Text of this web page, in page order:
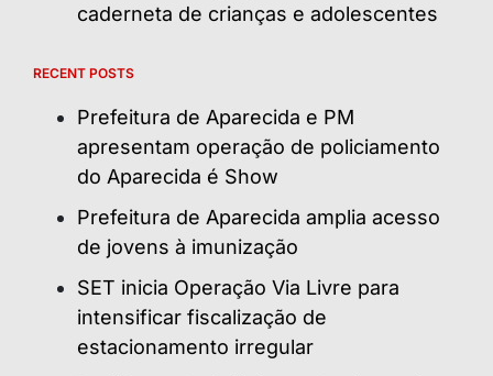
caderneta de crianças e adolescentes
RECENT POSTS
Prefeitura de Aparecida e PM
apresentam operação de policiamento
do Aparecida é Show
Prefeitura de Aparecida amplia acesso
de jovens à imunização
SET inicia Operação Via Livre para
intensificar fiscalização de
estacionamento irregular